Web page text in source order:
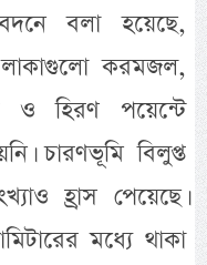
বলা হয়েছে,
করমজল,
ও হিরণ পয়েন্টে
চারণভূমি বিলুপ্ত
হ্রাস পেয়েছে।
মধ্যে থাকা